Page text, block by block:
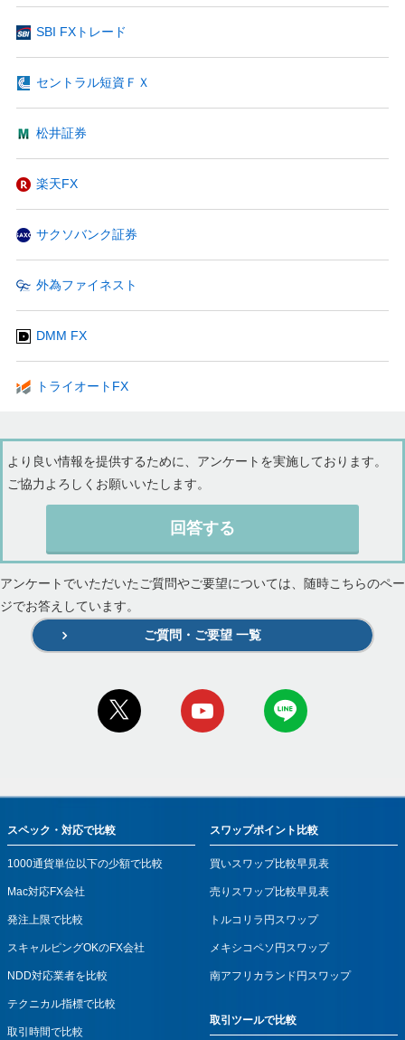
SBI FXトレード
セントラル短資ＦＸ
松井証券
楽天FX
サクソバンク証券
外為ファイネスト
DMM FX
トライオートFX
より良い情報を提供するために、アンケートを実施しております。
ご協力よろしくお願いいたします。
回答する
アンケートでいただいたご質問やご要望については、随時こちらのペー
ジでお答えしています。
ご質問・ご要望 一覧
スペック・対応で比較
1000通貨単位以下の少額で比較
Mac対応FX会社
発注上限で比較
スキャルピングOKのFX会社
NDD対応業者を比較
テクニカル指標で比較
取引時間で比較
スワップポイント比較
買いスワップ比較早見表
売りスワップ比較早見表
トルコリラ円スワップ
メキシコペソ円スワップ
南アフリカランド円スワップ
取引ツールで比較